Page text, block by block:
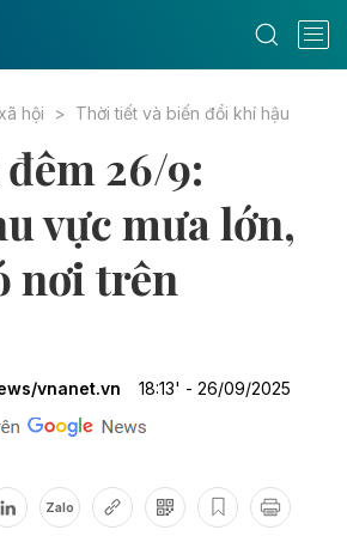
hội Thời tiết và biến đổi khí hậu
26/9:
vực mưa lớn,
nơi trên
vnanet.vn 18:13' - 26/09/2025
Zalo